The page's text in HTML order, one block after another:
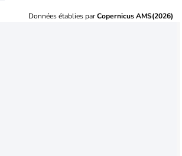
Données établies parCopernicus AMS(2026)